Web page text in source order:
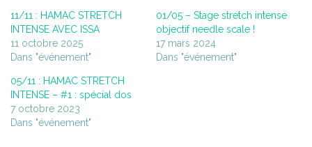
11/11 : HAMAC STRETCH
INTENSE AVEC ISSA
11 octobre 2025
Dans "événement"
01/05 – Stage stretch intense
objectif needle scale !
17 mars 2024
Dans "événement"
05/11 : HAMAC STRETCH
INTENSE – #1 : spécial dos
7 octobre 2023
Dans "événement"